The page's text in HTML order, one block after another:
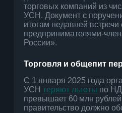
торговых компаний из
УСН. Документ с
итогам недавней встречи
предпринимателями-
России».
Торговля и общепит
С 1 января 2025 года
УСН теряют льготы по
превышает 60 млн
правительство должно